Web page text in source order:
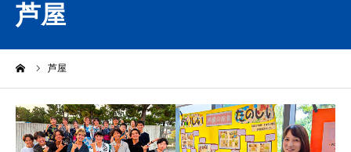
芦屋
芦屋